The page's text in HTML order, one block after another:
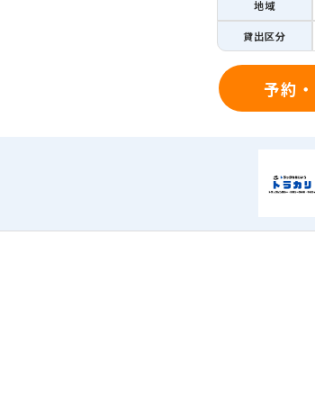
予約
地域
貸出区分